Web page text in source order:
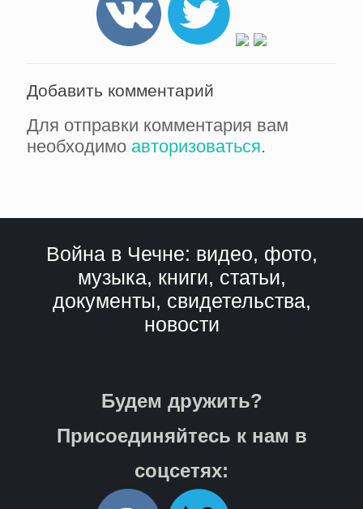
Добавить комментарий
Для отправки комментария вам
необходимо авторизоваться.
Война в Чечне: видео, фото,
музыка, книги, статьи,
документы, свидетельства,
новости
Будем дружить?
Присоединяйтесь к нам в
соцсетях: